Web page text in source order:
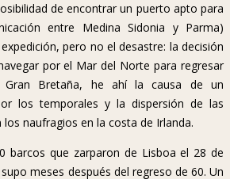
de encontrar un puerto apto para
entre Medina Sidonia y Parma)
pero no el desastre: la decisión
por el Mar del Norte para regresar
Gran Bretaña, he ahí la causa de un
los temporales y la dispersión de las
naufragios en la costa de Irlanda.
barcos que zarparon de Lisboa el 28 de
meses después del regreso de 60. Un